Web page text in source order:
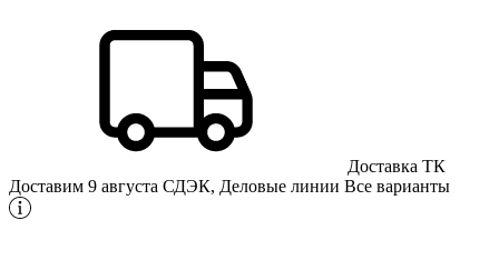
Доставка ТК
Доставим 9 августа СДЭК, Деловые линии Все варианты